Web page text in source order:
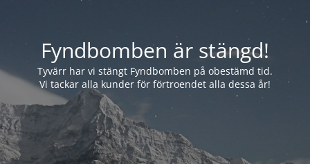
Fyndbomben är stängd!
Tyvärr har vi stängt Fyndbomben på obestämd tid.
Vi tackar alla kunder för förtroendet alla dessa år!